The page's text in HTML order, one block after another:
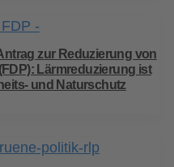
zur Reduzierung von
Lärmreduzierung ist
und Naturschutz